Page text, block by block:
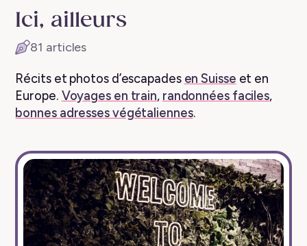
Escapades
en
train,
recettes
végétaliennes
Ici, ailleurs
81 articles
Récits et photos d’escapades en Suisse et en
Europe. Voyages en train, randonnées faciles,
bonnes adresses végétaliennes.